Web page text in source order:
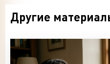
Другие